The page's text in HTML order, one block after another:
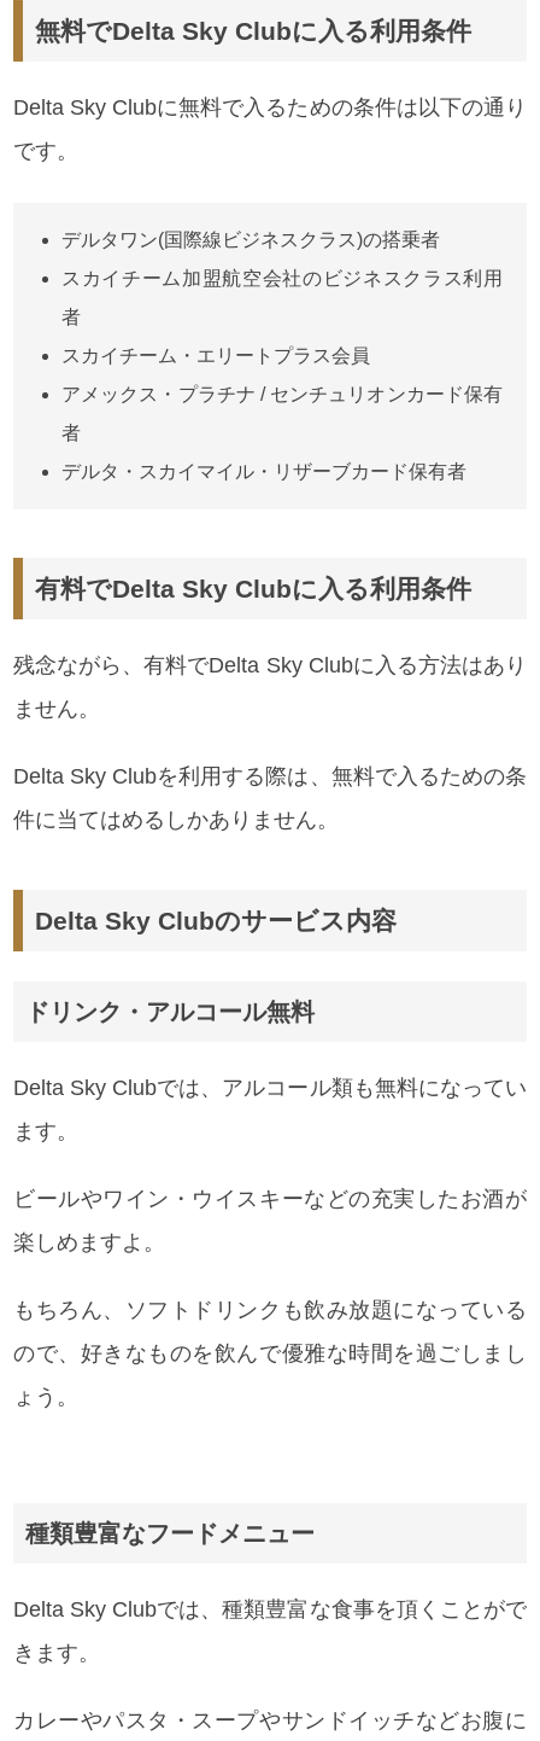
無料でDelta Sky Clubに入る利用条件
Delta Sky Clubに無料で入るための条件は以下の通り
です。
デルタワン(国際線ビジネスクラス)の搭乗者
スカイチーム加盟航空会社のビジネスクラス利用
者
スカイチーム・エリートプラス会員
アメックス・プラチナ / センチュリオンカード保有
者
デルタ・スカイマイル・リザーブカード保有者
有料でDelta Sky Clubに入る利用条件
残念ながら、有料でDelta Sky Clubに入る方法はあり
ません。
Delta Sky Clubを利用する際は、無料で入るための条
件に当てはめるしかありません。
Delta Sky Clubのサービス内容
ドリンク・アルコール無料
Delta Sky Clubでは、アルコール類も無料になってい
ます。
ビールやワイン・ウイスキーなどの充実したお酒が
楽しめますよ。
もちろん、ソフトドリンクも飲み放題になっている
ので、好きなものを飲んで優雅な時間を過ごしまし
ょう。
種類豊富なフードメニュー
Delta Sky Clubでは、種類豊富な食事を頂くことがで
きます。
カレーやパスタ・スープやサンドイッチなどお腹に